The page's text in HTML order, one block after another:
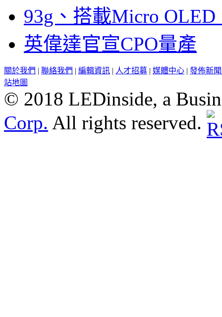
93g、搭載Micro
英偉達官宣CPO量產
關於我們 | 聯絡我們 | 編輯資訊 | 人才招募 | 媒體中心 | 發佈新
站地圖
© 2018 LEDinside, a
Corp. All rights reserved.